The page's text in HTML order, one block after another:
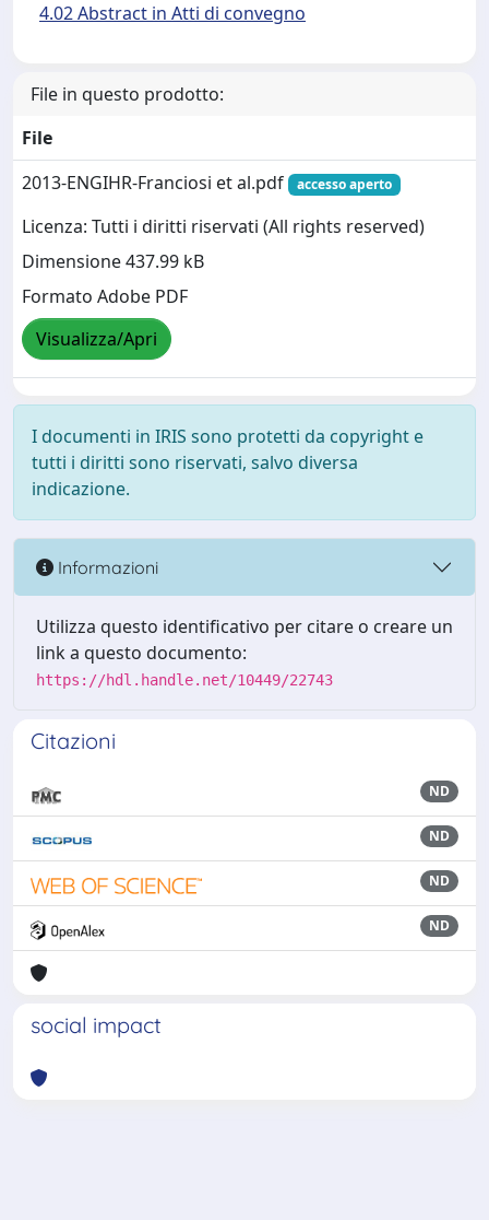
4.02 Abstract in Atti di convegno
File in questo prodotto:
File
2013-ENGIHR-Franciosi et al.pdf
accesso aperto
Licenza: Tutti i diritti riservati (All rights reserved)
Dimensione 437.99 kB
Formato Adobe PDF
Visualizza/Apri
I documenti in IRIS sono protetti da copyright e
tutti i diritti sono riservati, salvo diversa
indicazione.
Informazioni
Utilizza questo identificativo per citare o creare un
link a questo documento:
https://hdl.handle.net/10449/22743
Citazioni
ND
ND
ND
ND
social impact